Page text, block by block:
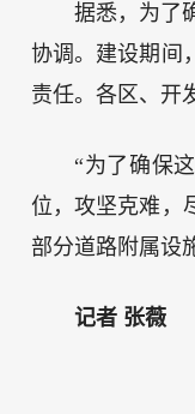
据悉，为了
协调。建设期间
责任。各区、开
“为了确保
位，攻坚克难，
部分道路附属设
记者 张薇